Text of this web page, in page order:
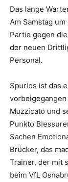
Das lange
Am Samstag
Partie gegen
der neuen
Personal.
Spurlos ist das
Muzzicato und
Punkto
Sachen
Brücker, das
Trainer, der mit
beim VfL